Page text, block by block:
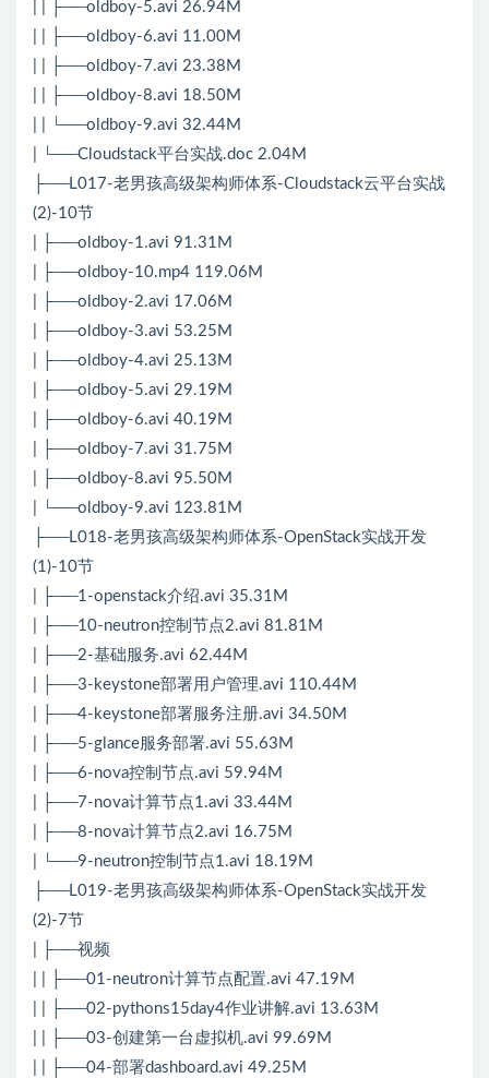
| | ├──oldboy-5.avi 26.94M
| | ├──oldboy-6.avi 11.00M
| | ├──oldboy-7.avi 23.38M
| | ├──oldboy-8.avi 18.50M
| | └──oldboy-9.avi 32.44M
| └──Cloudstack平台实战.doc 2.04M
├──L017-老男孩高级架构师体系-Cloudstack云平台实战
(2)-10节
| ├──oldboy-1.avi 91.31M
| ├──oldboy-10.mp4 119.06M
| ├──oldboy-2.avi 17.06M
| ├──oldboy-3.avi 53.25M
| ├──oldboy-4.avi 25.13M
| ├──oldboy-5.avi 29.19M
| ├──oldboy-6.avi 40.19M
| ├──oldboy-7.avi 31.75M
| ├──oldboy-8.avi 95.50M
| └──oldboy-9.avi 123.81M
├──L018-老男孩高级架构师体系-OpenStack实战开发
(1)-10节
| ├──1-openstack介绍.avi 35.31M
| ├──10-neutron控制节点2.avi 81.81M
| ├──2-基础服务.avi 62.44M
| ├──3-keystone部署用户管理.avi 110.44M
| ├──4-keystone部署服务注册.avi 34.50M
| ├──5-glance服务部署.avi 55.63M
| ├──6-nova控制节点.avi 59.94M
| ├──7-nova计算节点1.avi 33.44M
| ├──8-nova计算节点2.avi 16.75M
| └──9-neutron控制节点1.avi 18.19M
├──L019-老男孩高级架构师体系-OpenStack实战开发
(2)-7节
| ├──视频
| | ├──01-neutron计算节点配置.avi 47.19M
| | ├──02-pythons15day4作业讲解.avi 13.63M
| | ├──03-创建第一台虚拟机.avi 99.69M
| | ├──04-部署dashboard.avi 49.25M